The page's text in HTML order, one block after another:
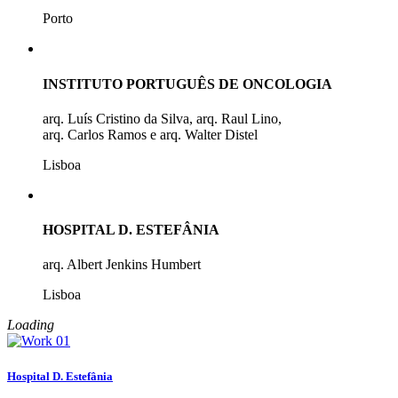
Porto
INSTITUTO PORTUGUÊS DE ONCOLOGIA
arq. Luís Cristino da Silva, arq. Raul Lino,
arq. Carlos Ramos e arq. Walter Distel
Lisboa
HOSPITAL D. ESTEFÂNIA
arq. Albert Jenkins Humbert
Lisboa
Loading
Hospital D. Estefânia